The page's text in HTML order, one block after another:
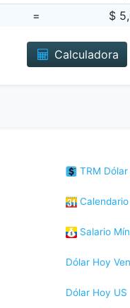
= $
Calculadora
TRM Dólar
Salario
Dólar Hoy
Dólar Hoy US